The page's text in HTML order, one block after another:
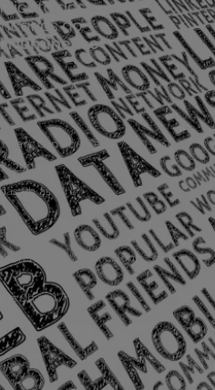
Centro - Cep: 27.330-030
2500
9h às 17h.
Freitas – 3.780 – Colônia Santo
9h às 17h